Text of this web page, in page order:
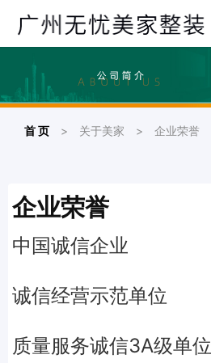
首 页 > 关于美家 > 企业荣誉
企业荣誉
中国诚信企业
诚信经营示范单位
质量服务诚信3A级单位